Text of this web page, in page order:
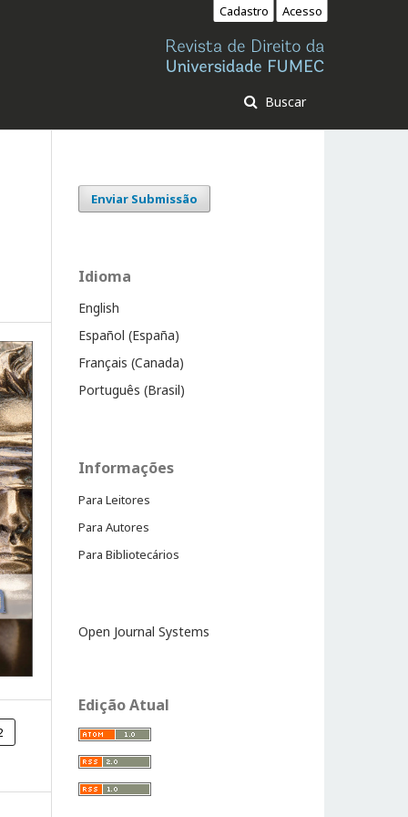
Buscar
Cadastro Acesso
Enviar Submissão
Idioma
English
Español (España)
Français (Canada)
Português (Brasil)
Informações
Para Leitores
Para Autores
Para Bibliotecários
Open Journal Systems
Edição Atual